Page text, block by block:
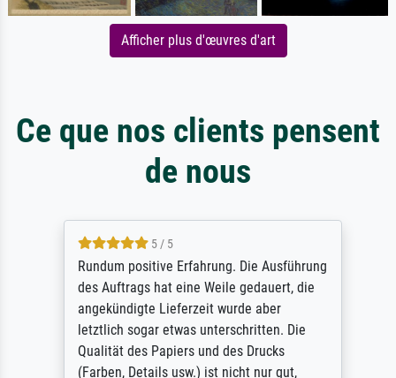
Afficher plus d'œuvres d'art
Ce que nos clients pensent
de nous
5 / 5
Rundum positive Erfahrung. Die Ausführung
des Auftrags hat eine Weile gedauert, die
angekündigte Lieferzeit wurde aber
letztlich sogar etwas unterschritten. Die
Qualität des Papiers und des Drucks
(Farben, Details usw.) ist nicht nur gut,